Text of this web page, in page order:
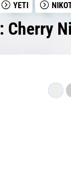
YETI
Cherry